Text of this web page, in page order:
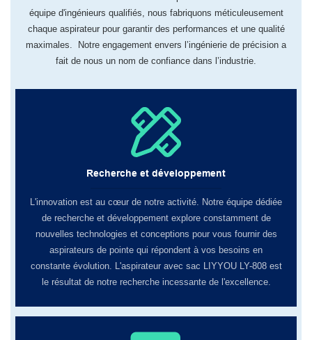
équipe d'ingénieurs qualifiés, nous fabriquons méticuleusement
chaque aspirateur pour garantir des performances et une qualité
maximales. Notre engagement envers l’ingénierie de précision a
fait de nous un nom de confiance dans l’industrie.
Recherche et développement
L'innovation est au cœur de notre activité. Notre équipe dédiée
de recherche et développement explore constamment de
nouvelles technologies et conceptions pour vous fournir des
aspirateurs de pointe qui répondent à vos besoins en
constante évolution. L'aspirateur avec sac LIYYOU LY-808 est
le résultat de notre recherche incessante de l'excellence.